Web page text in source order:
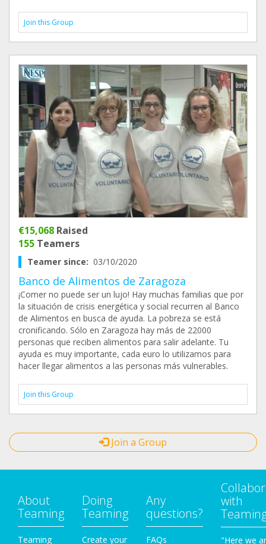
Join this Group
€15,068 Raised
155 Teamers
Teamer since: 03/10/2020
Banco de Alimentos de Zaragoza
¡Comer no puede ser un lujo! Hay muchas familias que por
la situación de crisis energética y social recurren al Banco
de Alimentos en busca de ayuda. La pobreza se está
cronificando. Sólo en Zaragoza hay más de 22000
personas que reciben alimentos para salir adelante. Tu
ayuda es muy importante, cada euro lo utilizamos para
hacer llegar alimentos a las personas más vulnerables.
Join this Group
Join a Group
About
Teaming
Teaming
Doing
Teaming
Create your
Any
questions?
FAQs
with
"Here we